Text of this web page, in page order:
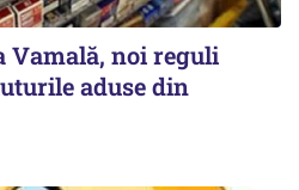
Vamală, noi reguli
aduse din